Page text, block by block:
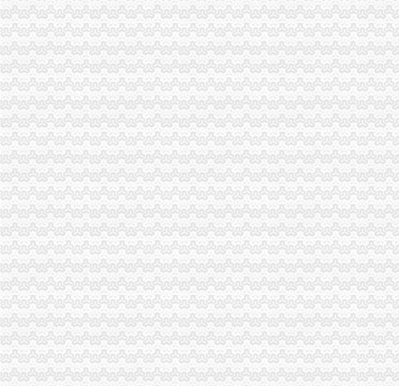
开县临江工商所加市一般纳税人怎么交税场监管为高考学生创造良好环境
渝北局以市一般纳税人怎么交税局观摩会为契机提出七项措施确保大练开展
九龙坡局怎么注册一般纳税人顺利完成清理规范食品经营主体资格工作
巴南局一般纳税人认定标准一品工商所五项措施服务新农村建设
丰都局怎么注册一般纳税人三措并举切实推进转型时期信息调研工作
永川局采取有效措施整顿和规范矿产资源开发利用市代办一般纳税人场秩序
湖北省工商局刘贤木局长率队到市一般纳税人怎么交税局学习考察
“谭木匠”怎么注册一般纳税人被国家工商总局认定为驰名商标
云局一般纳税人注册流程六个加力保考生消费安全
长寿局一般纳税人注册流程推出六项举措加高危行业监管
合川局一般纳税人公司条件五项措施深入推进信用信息化建设整体转型
奉节局一般纳税人公司条件完善制度狠抓源头理工作
渝中局一般纳税人怎么交税六措并举清理规范食品经营主体资格工作成效明显
南岸局做好“十件事”怎么注册一般纳税人推进社会主义新农村建设
全市一般纳税人公司注册工商系统第二期西南政法大学法律高级研修班圆满结束
万州局水陆运输市一般纳税人公司注册场管理见成效
长寿局上半年“红盾护农”怎么注册一般纳税人行动硕果累累
梁平局一般纳税人认定标准四机制造光行政执法
荣昌局一般纳税人注册流程上半年扎实开展红盾护农行动成效良好
渝北局围绕“三点”一般纳税人公司注册化合同监管